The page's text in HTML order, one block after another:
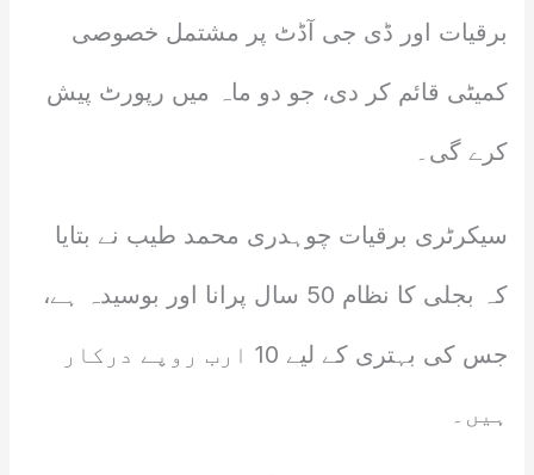
برقیات اور ڈی جی آڈٹ پر مشتمل خصوصی
کمیٹی قائم کر دی، جو دو ماہ میں رپورٹ پیش
کرے گی۔
سیکرٹری برقیات چوہدری محمد طیب نے بتایا
کہ بجلی کا نظام 50 سال پرانا اور بوسیدہ ہے،
جس کی بہتری کے لیے 10 ارب روپے درکار
ہیں۔